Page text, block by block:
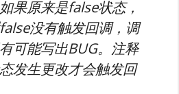
果原来是false状态，
没有触发回调，调
可能写出BUG。注释
发生更改才会触发回